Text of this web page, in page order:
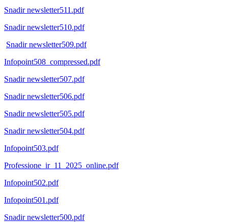
Snadir newsletter511.pdf
Snadir newsletter510.pdf
Snadir newsletter509.pdf
Infopoint508_compressed.pdf
Snadir newsletter507.pdf
Snadir newsletter506.pdf
Snadir newsletter505.pdf
Snadir newsletter504.pdf
Infopoint503.pdf
Professione_ir_11_2025_online.pdf
Infopoint502.pdf
Infopoint501.pdf
Snadir newsletter500.pdf